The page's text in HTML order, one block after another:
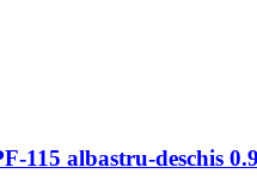
115 albastru-deschis